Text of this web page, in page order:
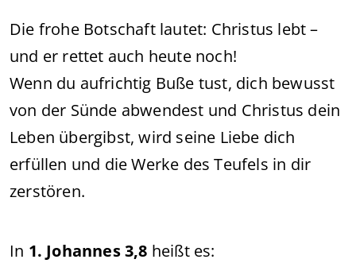
Die frohe Botschaft lautet: Christus lebt –
und er rettet auch heute noch!
Wenn du aufrichtig Buße tust, dich bewusst
von der Sünde abwendest und Christus dein
Leben übergibst, wird seine Liebe dich
erfüllen und die Werke des Teufels in dir
zerstören.
In 1. Johannes 3,8 heißt es: